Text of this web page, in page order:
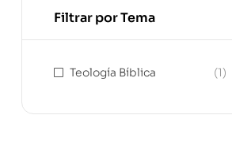
Filtrar por Tema
Teología Bíblica (1)